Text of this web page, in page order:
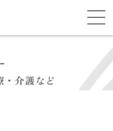
・介護など